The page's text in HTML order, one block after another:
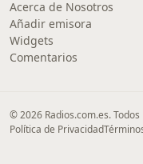
Acerca de Nosotros
Añadir emisora
Widgets
Comentarios
© 2026 Radios.com.es.
Política de Privacidad